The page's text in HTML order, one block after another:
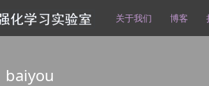
关于我们 博客
baiyou